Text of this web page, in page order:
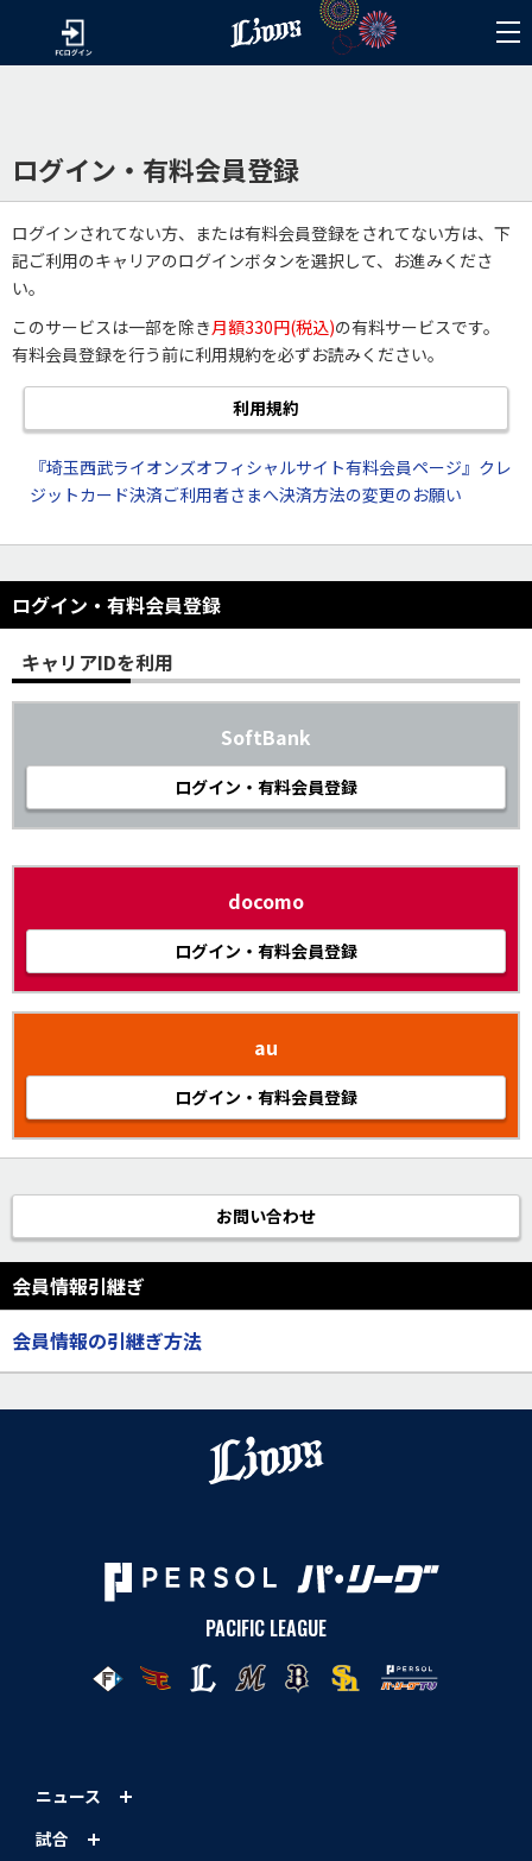
ログイン・有料会員登録
ログインされてない方、または有料会員登録をされてない方は、下
記ご利用のキャリアのログインボタンを選択して、お進みくださ
い。
このサービスは一部を除き月額330円(税込)の有料サービスです。
有料会員登録を行う前に利用規約を必ずお読みください。
利用規約
『埼玉西武ライオンズオフィシャルサイト有料会員ページ』クレ
ジットカード決済ご利用者さまへ決済方法の変更のお願い
ログイン・有料会員登録
キャリアIDを利用
SoftBank
ログイン・有料会員登録
docomo
ログイン・有料会員登録
au
ログイン・有料会員登録
お問い合わせ
会員情報引継ぎ
会員情報の引継ぎ方法
PACIFIC LEAGUE
ニュース
試合